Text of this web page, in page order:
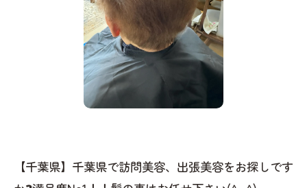
【千葉県】千葉県で訪問美容、出張美容をお探しです